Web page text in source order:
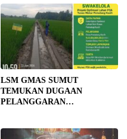
LSM GMAS SUMUT
TEMUKAN DUGAAN
PELANGGARAN
DIBORONGKAN KE PIHAK